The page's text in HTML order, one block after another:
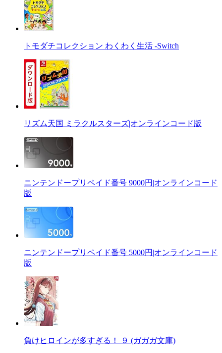
トモダチコレクション わくわく生活 -Switch
リズム天国 ミラクルスターズ|オンラインコード版
ニンテンドープリペイド番号 9000円|オンラインコード
版
ニンテンドープリペイド番号 5000円|オンラインコード
版
負けヒロインが多すぎる！ ９ (ガガガ文庫)